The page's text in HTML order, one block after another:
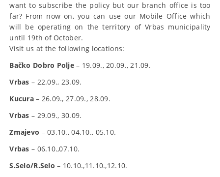
want to subscribe the policy but our branch office is too
far? From now on, you can use our Mobile Office which
will be operating on the territory of Vrbas municipality
until 19th of October.
Visit us at the following locations:
Bačko Dobro Polje – 19.09., 20.09., 21.09.
Vrbas – 22.09., 23.09.
Kucura– 26.09., 27.09., 28.09.
Vrbas – 29.09., 30.09.
Zmajevo – 03.10., 04.10., 05.10.
Vrbas – 06.10.,07.10.
S.Selo/R.Selo – 10.10.,11.10.,12.10.